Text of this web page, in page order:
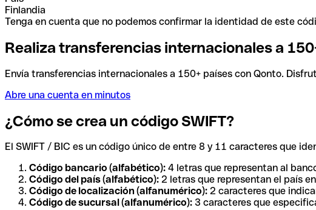
Finlandia
Tenga en cuenta que no podemos confirmar la identidad de este
Realiza transferencias internacionales a
Envía transferencias internacionales a 150+ países con Qonto.
Abre una cuenta en minutos
¿Cómo se crea un código SWIFT?
El SWIFT / BIC es un código único de entre 8 y 11 caracteres que
Código bancario (alfabético): 4 letras que representan al
Código del país (alfabético): 2 letras que representan el país
Código de localización (alfanumérico): 2 caracteres que
Código de sucursal (alfanumérico): 3 caracteres que